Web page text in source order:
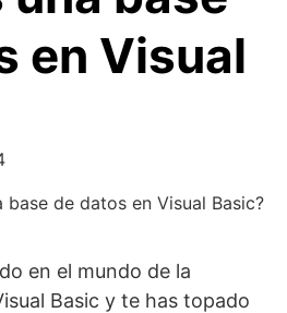
en Visual
base de datos en Visual Basic?
en el mundo de la
Basic y te has topado